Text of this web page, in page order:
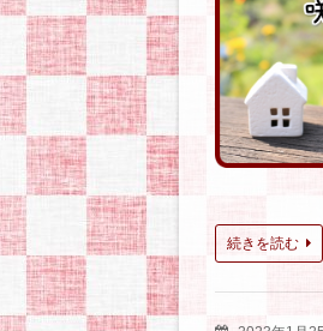
続きを読む